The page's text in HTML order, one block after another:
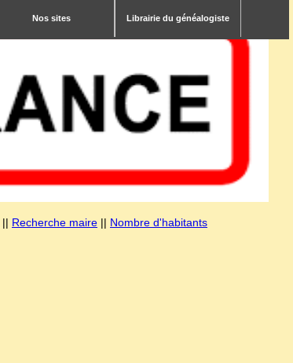
Nos sites Librairie du généalogiste
|| Recherche maire || Nombre d'habitants